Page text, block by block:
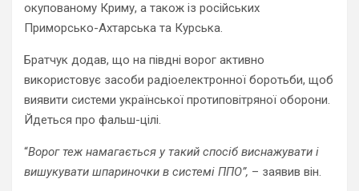
окупованому Криму, а також із російських
Приморсько-Ахтарська та Курська.
Братчук додав, що на півдні ворог активно
використовує засоби радіоелектронної боротьби, щоб
виявити системи української протиповітряної оборони.
Йдеться про фальш-цілі.
“Ворог теж намагається у такий спосіб виснажувати і
вишукувати шпариночки в системі ППО”, – заявив він.